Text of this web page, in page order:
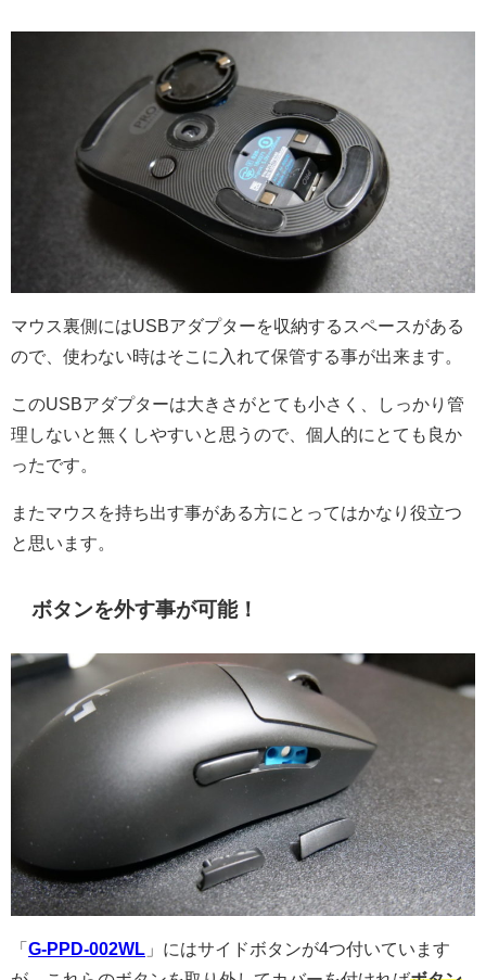
マウス裏側にはUSBアダプターを収納するスペースがある
ので、使わない時はそこに入れて保管する事が出来ます。
このUSBアダプターは大きさがとても小さく、しっかり管
理しないと無くしやすいと思うので、個人的にとても良か
ったです。
またマウスを持ち出す事がある方にとってはかなり役立つ
と思います。
ボタンを外す事が可能！
「 G-PPD-002WL
」にはサイドボタンが4つ付いています